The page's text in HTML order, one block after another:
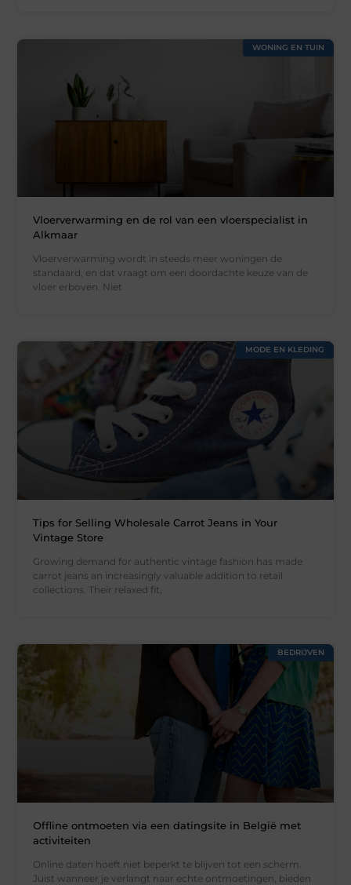
WONING EN TUIN
Vloerverwarming en de rol van een vloerspecialist in
Alkmaar
Vloerverwarming wordt in steeds meer woningen de
standaard, en dat vraagt om een doordachte keuze van de
vloer erboven. Niet
MODE EN KLEDING
Tips for Selling Wholesale Carrot Jeans in Your
Vintage Store
Growing demand for authentic vintage fashion has made
carrot jeans an increasingly valuable addition to retail
collections. Their relaxed fit,
BEDRIJVEN
Offline ontmoeten via een datingsite in België met
activiteiten
Online daten hoeft niet beperkt te blijven tot een scherm.
Juist wanneer je verlangt naar echte ontmoetingen, bieden